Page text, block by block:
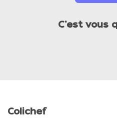
C'est vous
Colichef